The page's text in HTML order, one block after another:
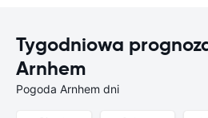
Tygodniowa
Arnhem
Pogoda Arnhem dni